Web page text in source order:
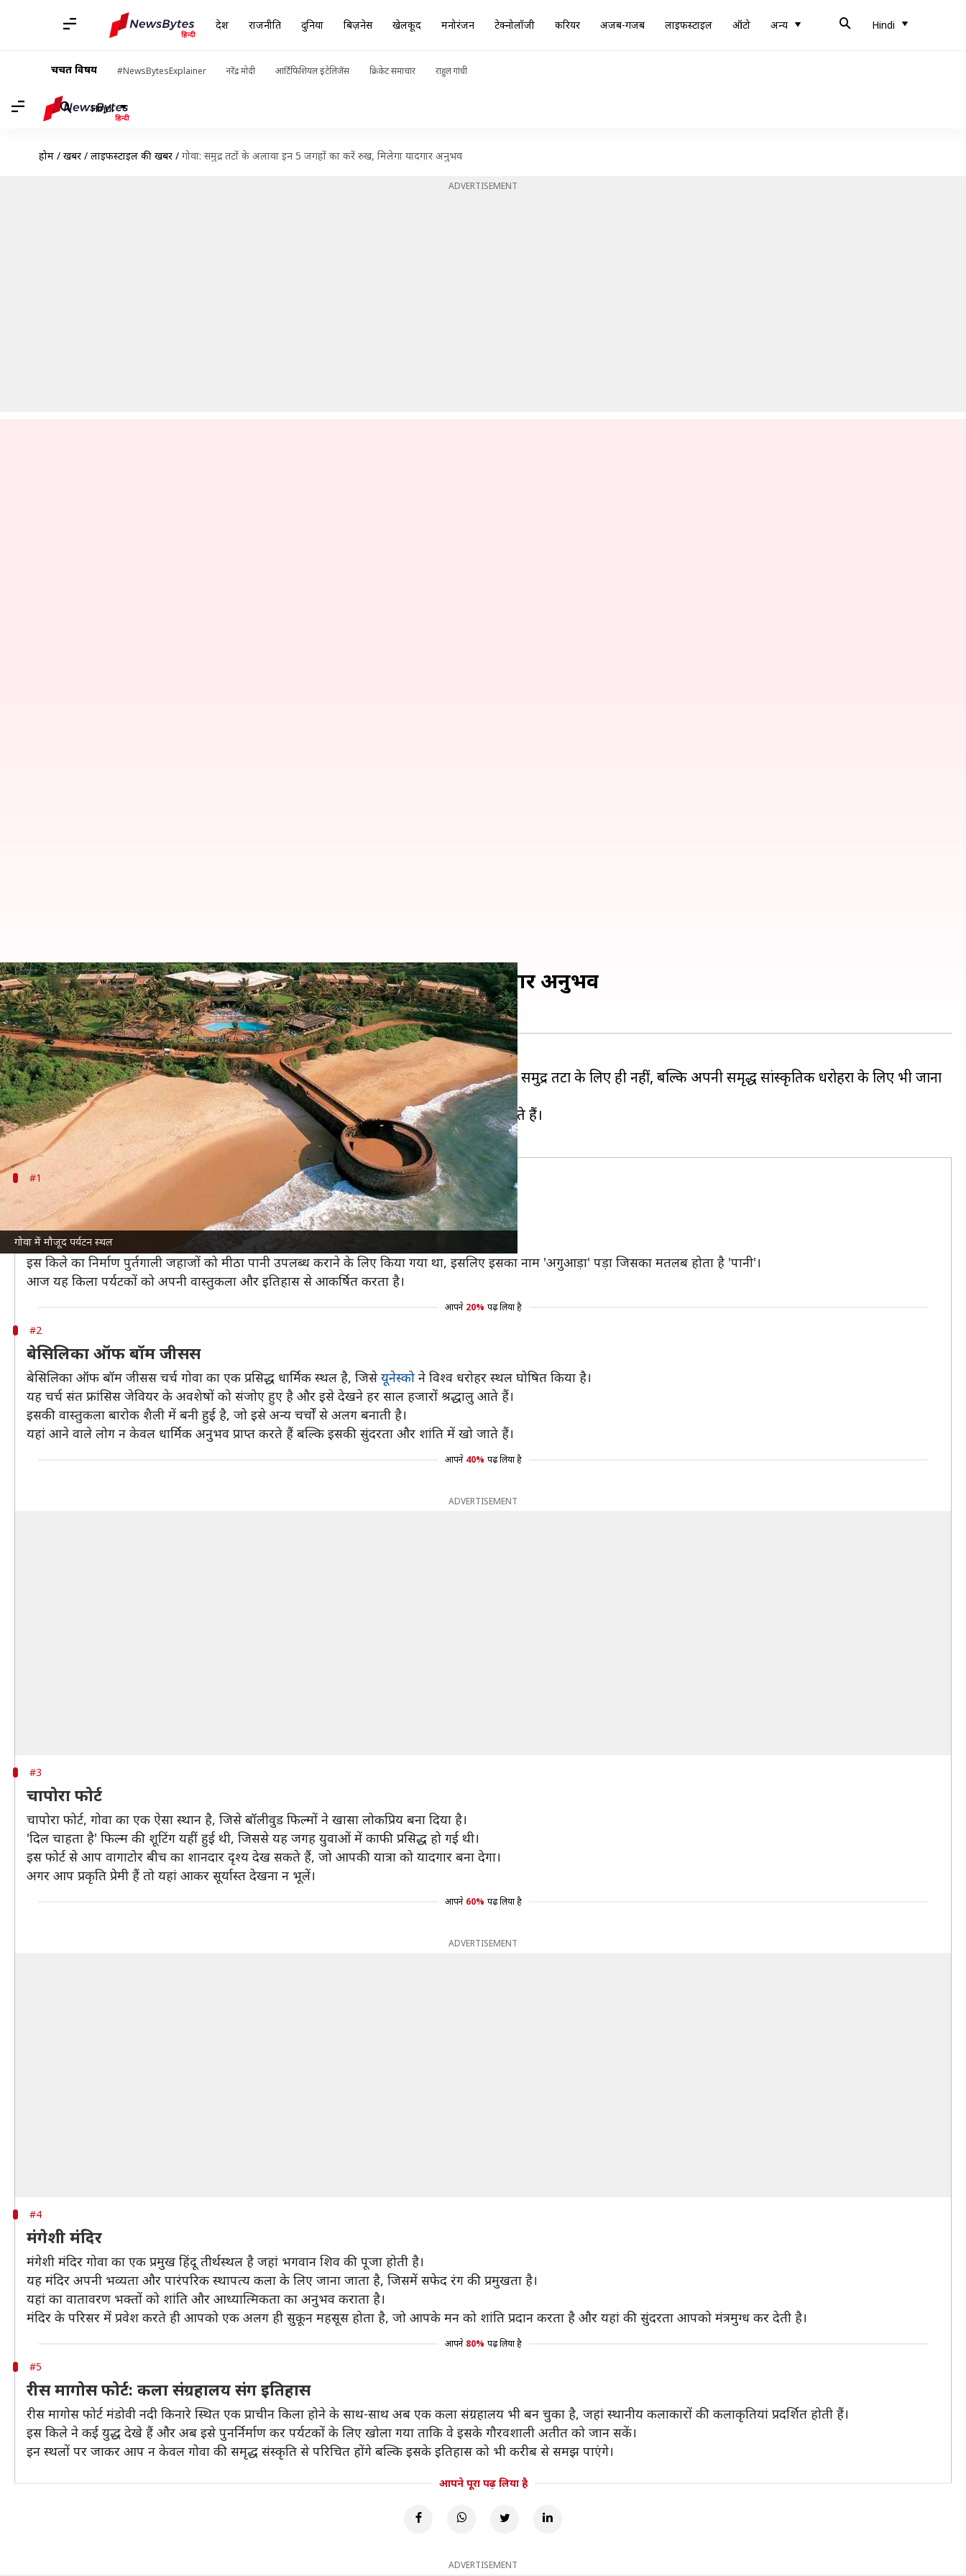
देश राजनीति दुनिया बिज़नेस खेलकूद मनोरंजन टेक्नोलॉजी करियर अजब-गजब लाइफस्टाइल ऑटो अन्य Hindi
चर्चित विषय #NewsBytesExplainer नरेंद्र मोदी आर्टिफिशियल इंटेलिजेंस क्रिकेट समाचार राहुल गांधी
Hindi
होम / खबरें / लाइफस्टाइल की खबरें / गोवा: समुद्र तटों के अलावा इन 5 जगहों का करें रुख, मिलेगा यादगार अनुभव
ADVERTISEMENT
गोवा में मौजूद पर्यटन स्थल
गोवा: समुद्र तटों के अलावा इन 5 जगहों का करें रुख, मिलेगा यादगार अनुभव
लेखन अंजली Mar 17, 2025 12:56 pm
क्या है खबर?
गोवाका नाम सुनते ही हमारे मन में समुद्र तटों की छवि उभरती है, लेकिन गोवा केवल अपने खूबसूरत समुद्र तटों के लिए ही नहीं, बल्कि अपनी समृद्ध सांस्कृतिक धरोहरों के लिए भी जाना
जाता है।
यहां कई ऐसे ऐतिहासिक स्थल हैं, जो आपको गोवा की अनोखी संस्कृति और इतिहास से रूबरू कराते हैं।
#1
फोर्ट अगुआड़ा
फोर्ट अगुआड़ा गोवा का एक प्रमुख ऐतिहासिक स्थल है, जो 17वीं सदी में पुर्तगालियों द्वारा बनाया गया था।
यह किला अरब सागर के किनारे स्थित है और यहां से समुद्र का अद्भुत दृश्य देखने को मिलता है।
इस किले का निर्माण पुर्तगाली जहाजों को मीठा पानी उपलब्ध कराने के लिए किया गया था, इसलिए इसका नाम 'अगुआड़ा' पड़ा जिसका मतलब होता है 'पानी'।
आज यह किला पर्यटकों को अपनी वास्तुकला और इतिहास से आकर्षित करता है।
आपने 20% पढ़ लिया है
#2
बेसिलिका ऑफ बॉम जीसस
बेसिलिका ऑफ बॉम जीसस चर्च गोवा का एक प्रसिद्ध धार्मिक स्थल है, जिसेयूनेस्को ने विश्व धरोहर स्थल घोषित किया है।
यह चर्च संत फ्रांसिस जेवियर के अवशेषों को संजोए हुए है और इसे देखने हर साल हजारों श्रद्धालु आते हैं।
इसकी वास्तुकला बारोक शैली में बनी हुई है, जो इसे अन्य चर्चों से अलग बनाती है।
यहां आने वाले लोग न केवल धार्मिक अनुभव प्राप्त करते हैं बल्कि इसकी सुंदरता और शांति में खो जाते हैं।
आपने 40% पढ़ लिया है
ADVERTISEMENT
#3
चापोरा फोर्ट
चापोरा फोर्ट, गोवा का एक ऐसा स्थान है, जिसे बॉलीवुड फिल्मों ने खासा लोकप्रिय बना दिया है।
'दिल चाहता है' फिल्म की शूटिंग यहीं हुई थी, जिससे यह जगह युवाओं में काफी प्रसिद्ध हो गई थी।
इस फोर्ट से आप वागाटोर बीच का शानदार दृश्य देख सकते हैं, जो आपकी यात्रा को यादगार बना देगा।
अगर आप प्रकृति प्रेमी हैं तो यहां आकर सूर्यास्त देखना न भूलें।
आपने 60% पढ़ लिया है
ADVERTISEMENT
#4
मंगेशी मंदिर
मंगेशी मंदिर गोवा का एक प्रमुख हिंदू तीर्थस्थल है जहां भगवान शिव की पूजा होती है।
यह मंदिर अपनी भव्यता और पारंपरिक स्थापत्य कला के लिए जाना जाता है, जिसमें सफेद रंग की प्रमुखता है।
यहां का वातावरण भक्तों को शांति और आध्यात्मिकता का अनुभव कराता है।
मंदिर के परिसर में प्रवेश करते ही आपको एक अलग ही सुकून महसूस होता है, जो आपके मन को शांति प्रदान करता है और यहां की सुंदरता आपको मंत्रमुग्ध कर देती है।
आपने 80% पढ़ लिया है
#5
रीस मागोस फोर्ट: कला संग्रहालय संग इतिहास
रीस मागोस फोर्ट मंडोवी नदी किनारे स्थित एक प्राचीन किला होने के साथ-साथ अब एक कला संग्रहालय भी बन चुका है, जहां स्थानीय कलाकारों की कलाकृतियां प्रदर्शित होती हैं।
इस किले ने कई युद्ध देखे हैं और अब इसे पुनर्निर्माण कर पर्यटकों के लिए खोला गया ताकि वे इसके गौरवशाली अतीत को जान सकें।
इन स्थलों पर जाकर आप न केवल गोवा की समृद्ध संस्कृति से परिचित होंगे बल्कि इसके इतिहास को भी करीब से समझ पाएंगे।
आपने पूरा पढ़ लिया है
ADVERTISEMENT